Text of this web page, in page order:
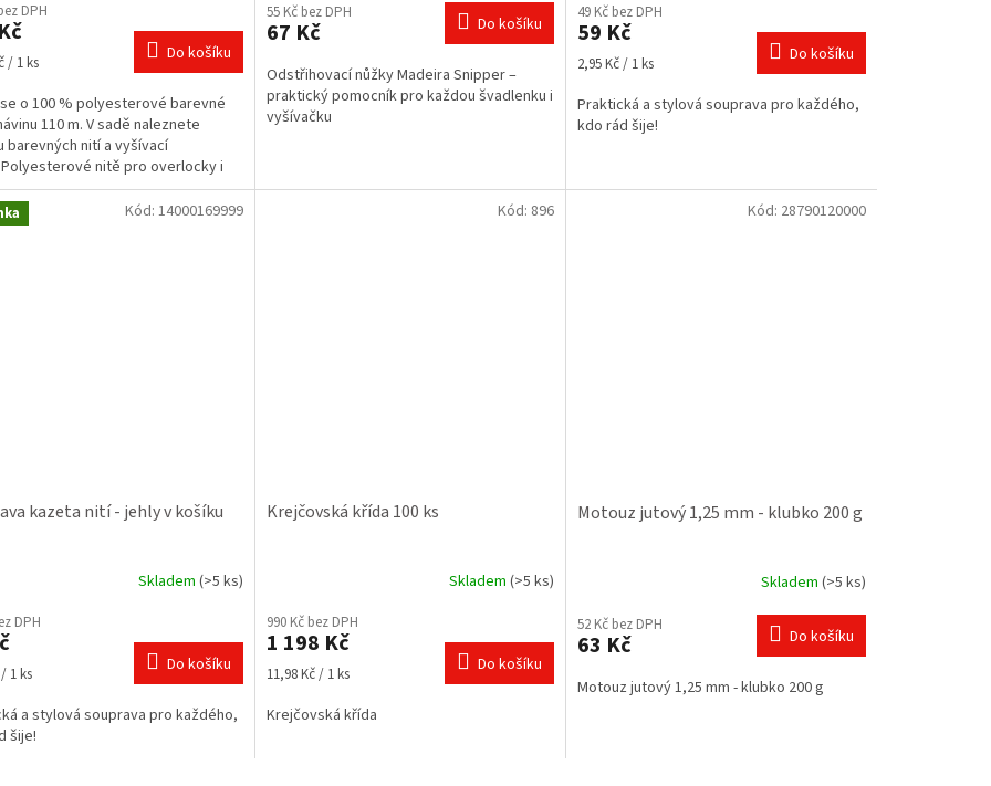
DPH
/ 1 ks Do košíku
o 100 % polyesterové barevné
110 m. V sadě naleznete
barevných nití a vyšívací
nitě pro overlocky i
šití.
produktu
je
z
5
hvězdiček.
55 Kč bez DPH
67 Kč Do košíku
Odstřihovací nůžky Madeira Snipper –
praktický pomocník pro každou švadlenku i
vyšívačku
49 Kč bez DPH
59 Kč
Měrná
2,95 Kč / 1 ks Do košíku
Praktická a stylová souprava pro každého,
kdo rád šije!
kazeta nití - jehly v košíku
Skladem (>5 ks)
DPH
1 ks Do košíku
a stylová souprava pro každého,
šije!
Kód: 14000169999
Krejčovská křída 100 ks
Skladem (>5 ks)
990 Kč bez DPH
1 198 Kč
Měrná
11,98 Kč / 1 ks Do košíku
Krejčovská křída
Kód: 896
Motouz jutový 1,25 mm - klubko 200 g
Skladem (>5 ks)
52 Kč bez DPH
63 Kč Do košíku
Motouz jutový 1,25 mm - klubko 200 g
Kód: 28790120000